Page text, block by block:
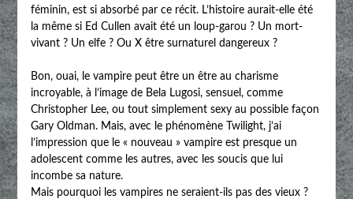
féminin, est si absorbé par ce récit. L’histoire aurait-elle été
la même si Ed Cullen avait été un loup-garou ? Un mort-
vivant ? Un elfe ? Ou X être surnaturel dangereux ?
Bon, ouai, le vampire peut être un être au charisme
incroyable, à l’image de Bela Lugosi, sensuel, comme
Christopher Lee, ou tout simplement sexy au possible façon
Gary Oldman. Mais, avec le phénomène Twilight, j’ai
l’impression que le « nouveau » vampire est presque un
adolescent comme les autres, avec les soucis que lui
incombe sa nature.
Mais pourquoi les vampires ne seraient-ils pas des vieux ?